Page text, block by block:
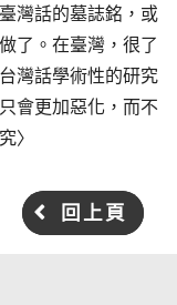
灣話的墓誌銘，或
了。在臺灣，很了
灣話學術性的研究
會更加惡化，而不
〉
回上頁